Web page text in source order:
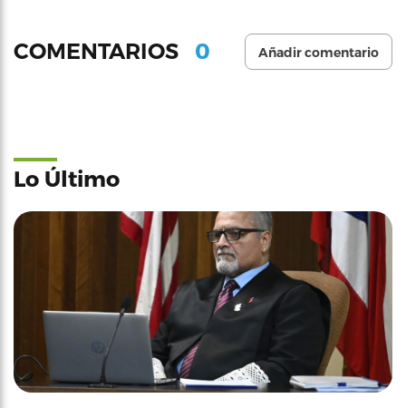
COMENTARIOS 0 Añadir comentario
Lo Último